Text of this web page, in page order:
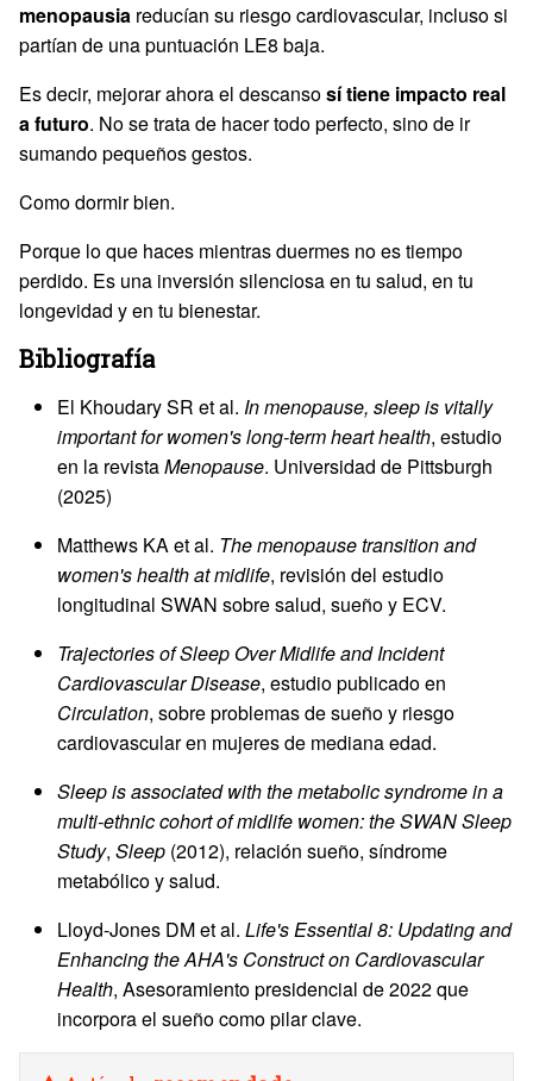
menopausia reducían su riesgo cardiovascular, incluso si
partían de una puntuación LE8 baja.
Es decir, mejorar ahora el descansosí tiene impacto real
a futuro. No se trata de hacer todo perfecto, sino de ir
sumando pequeños gestos.
Como dormir bien.
Porque lo que haces mientras duermes no es tiempo
perdido. Es una inversión silenciosa en tu salud, en tu
longevidad y en tu bienestar.
Bibliografía
El Khoudary SR et al. In menopause, sleep is vitally
important for women's long-term heart health, estudio
en la revistaMenopause. Universidad de Pittsburgh
(2025)
Matthews KA et al. The menopause transition and
women's health at midlife, revisión del estudio
longitudinal SWAN sobre salud, sueño y ECV.
Trajectories of Sleep Over Midlife and Incident
Cardiovascular Disease, estudio publicado en
Circulation, sobre problemas de sueño y riesgo
cardiovascular en mujeres de mediana edad.
Sleep is associated with the metabolic syndrome in a
multi-ethnic cohort of midlife women: the SWAN Sleep
Study, Sleep (2012), relación sueño, síndrome
metabólico y salud.
Lloyd-Jones DM et al. Life's Essential 8: Updating and
Enhancing the AHA's Construct on Cardiovascular
Health, Asesoramiento presidencial de 2022 que
incorpora el sueño como pilar clave.